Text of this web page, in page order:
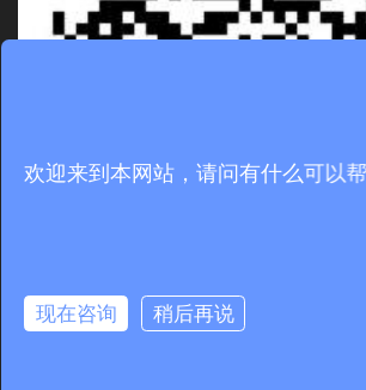
欢迎来到本网站，请问有什么可以
现在咨询 稍后再说